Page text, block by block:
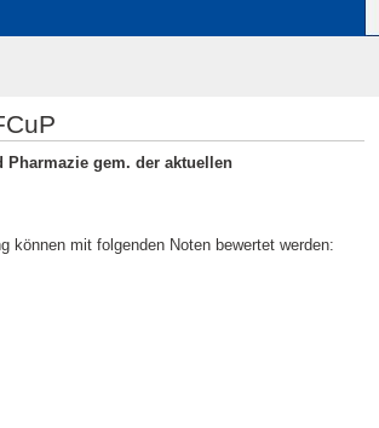
Pharmazie gem. der aktuellen
können mit folgenden Noten bewertet werden: